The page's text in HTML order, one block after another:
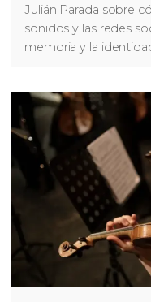
Julián Parada sobre
sonidos y las redes
memoria y la